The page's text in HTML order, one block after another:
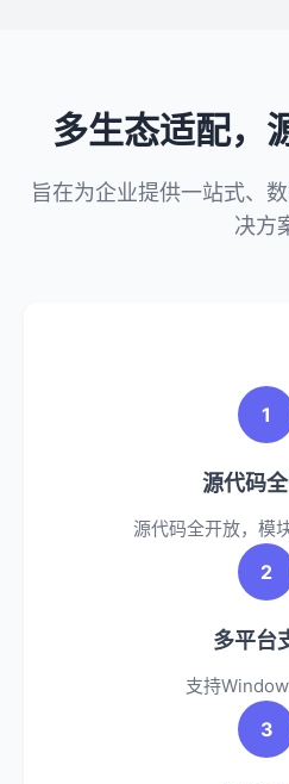
多生态适配，
旨在为企业提供一站式、
决方
1
源代码
源代码全开放，模
2
多平台
支持
3